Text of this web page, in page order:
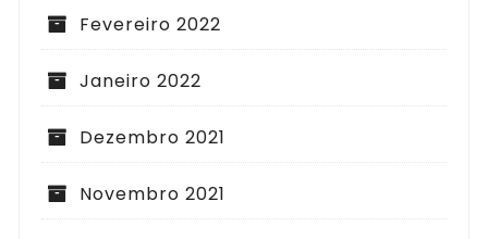
Fevereiro 2022
Janeiro 2022
Dezembro 2021
Novembro 2021